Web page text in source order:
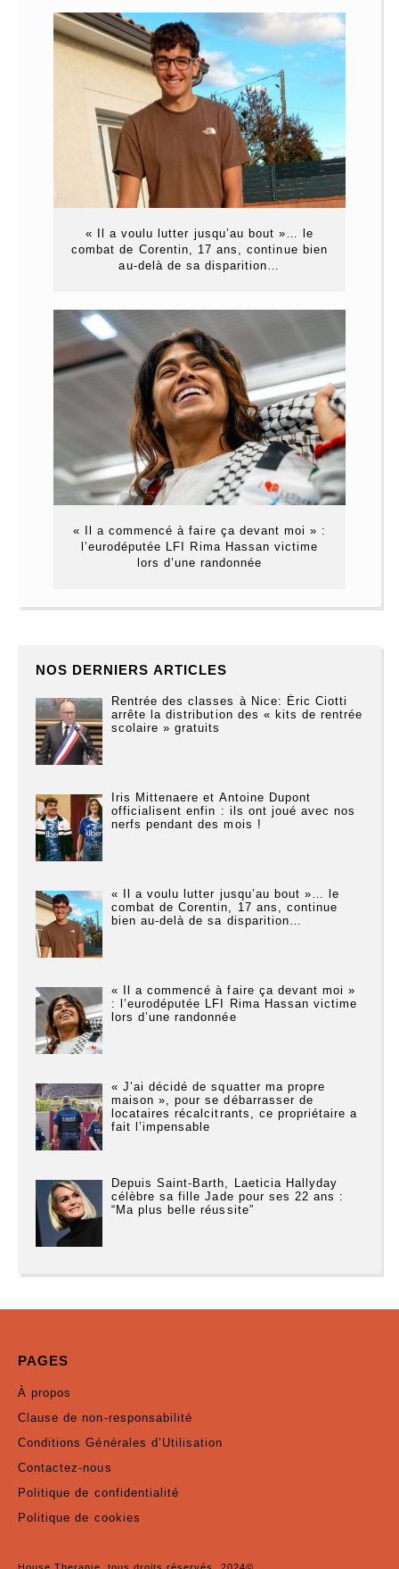
« Il a voulu lutter jusqu’au bout »… le
combat de Corentin, 17 ans, continue bien
au-delà de sa disparition…
« Il a commencé à faire ça devant moi » :
l’eurodéputée LFI Rima Hassan victime
lors d’une randonnée
NOS DERNIERS ARTICLES
Rentrée des classes à Nice: Éric Ciotti
arrête la distribution des « kits de rentrée
scolaire » gratuits
Iris Mittenaere et Antoine Dupont
officialisent enfin : ils ont joué avec nos
nerfs pendant des mois !
« Il a voulu lutter jusqu’au bout »… le
combat de Corentin, 17 ans, continue
bien au-delà de sa disparition…
« Il a commencé à faire ça devant moi »
: l’eurodéputée LFI Rima Hassan victime
lors d’une randonnée
« J’ai décidé de squatter ma propre
maison », pour se débarrasser de
locataires récalcitrants, ce propriétaire a
fait l’impensable
Depuis Saint-Barth, Laeticia Hallyday
célèbre sa fille Jade pour ses 22 ans :
“Ma plus belle réussite”
PAGES
À propos
Clause de non-responsabilité
Conditions Générales d’Utilisation
Contactez-nous
Politique de confidentialité
Politique de cookies